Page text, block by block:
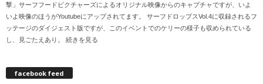
撃」サーフフードピクチャーズによるオリジナル映像からのキャプチャですが、いよ
いよ映像のほうがYoutubeにアップされてます。 サーフドロップスVol.4に収録されるフ
ッテージのダイジェスト版ですが、このイベントでのケリーの様子も収められている
し、見ごたえあり。 続きを見る
facebook feed